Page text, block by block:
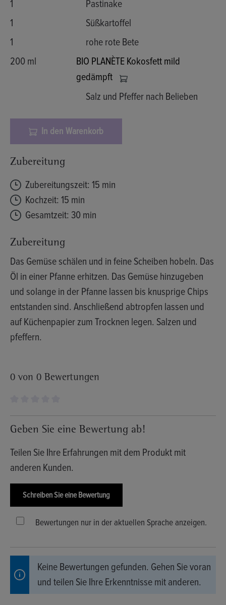
1
Pastinake
1
Süßkartoffel
1
rohe rote Bete
200 ml
BIO PLANÈTE Kokosfett mild
gedämpft
Salz und Pfeffer nach Belieben
In den Warenkorb
Zubereitung
Zubereitungszeit: 15 min
Kochzeit: 15 min
Gesamtzeit: 30 min
Zubereitung
Das Gemüse schälen und in feine Scheiben hobeln. Das
Öl in einer Pfanne erhitzen. Das Gemüse hinzugeben
und solange in der Pfanne lassen bis knusprige Chips
entstanden sind. Anschließend abtropfen lassen und
auf Küchenpapier zum Trocknen legen. Salzen und
pfeffern.
0 von 0 Bewertungen
Durchschnittliche Bewertung von 0 von 5 Sternen
Geben Sie eine Bewertung ab!
Teilen Sie Ihre Erfahrungen mit dem Produkt mit
anderen Kunden.
Schreiben Sie eine Bewertung
Bewertungen nur in der aktuellen Sprache anzeigen.
Keine Bewertungen gefunden. Gehen Sie voran
und teilen Sie Ihre Erkenntnisse mit anderen.